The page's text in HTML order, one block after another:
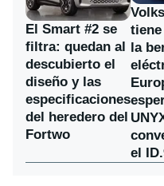
El Smart #2 se
filtra: quedan al
descubierto el
diseño y las
especificaciones
del heredero del
Fortwo
la
el